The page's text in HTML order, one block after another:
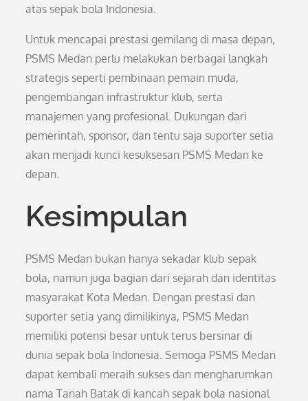
atas sepak bola Indonesia.
Untuk mencapai prestasi gemilang di masa depan,
PSMS Medan perlu melakukan berbagai langkah
strategis seperti pembinaan pemain muda,
pengembangan infrastruktur klub, serta
manajemen yang profesional. Dukungan dari
pemerintah, sponsor, dan tentu saja suporter setia
akan menjadi kunci kesuksesan PSMS Medan ke
depan.
Kesimpulan
PSMS Medan bukan hanya sekadar klub sepak
bola, namun juga bagian dari sejarah dan identitas
masyarakat Kota Medan. Dengan prestasi dan
suporter setia yang dimilikinya, PSMS Medan
memiliki potensi besar untuk terus bersinar di
dunia sepak bola Indonesia. Semoga PSMS Medan
dapat kembali meraih sukses dan mengharumkan
nama Tanah Batak di kancah sepak bola nasional